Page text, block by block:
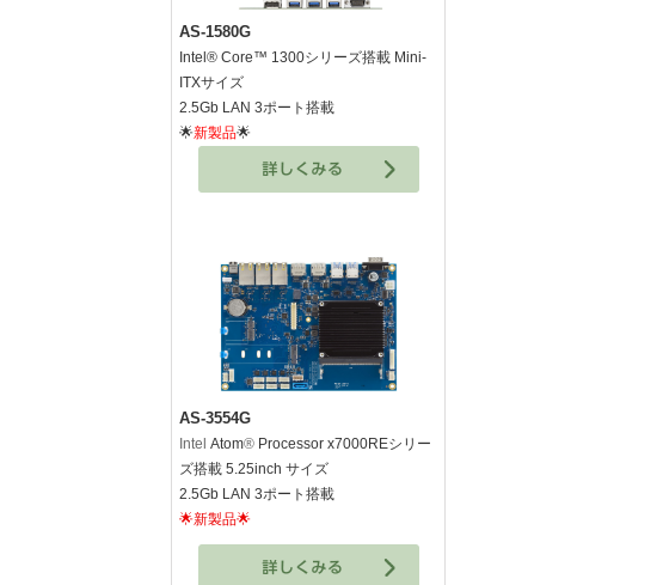
AS-1580G
Intel® Core™ 1300シリーズ搭載 Mini-
ITXサイズ
2.5Gb LAN 3ポート搭載
🌟新製品🌟
AS-3554G
Intel Atom® Processor x7000REシリー
ズ搭載 5.25inch サイズ
2.5Gb LAN 3ポート搭載
🌟新製品🌟